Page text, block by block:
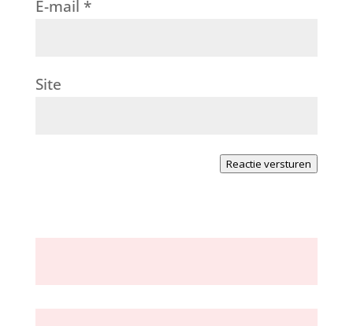
E-mail *
Site
Reactie versturen